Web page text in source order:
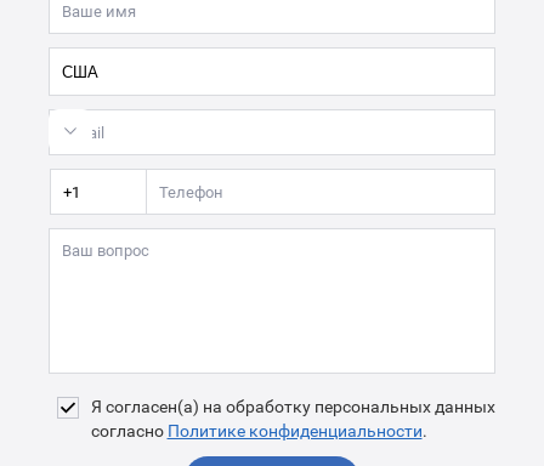
Я согласен(а) на обработку персональных данных
согласно Политике конфиденциальности.